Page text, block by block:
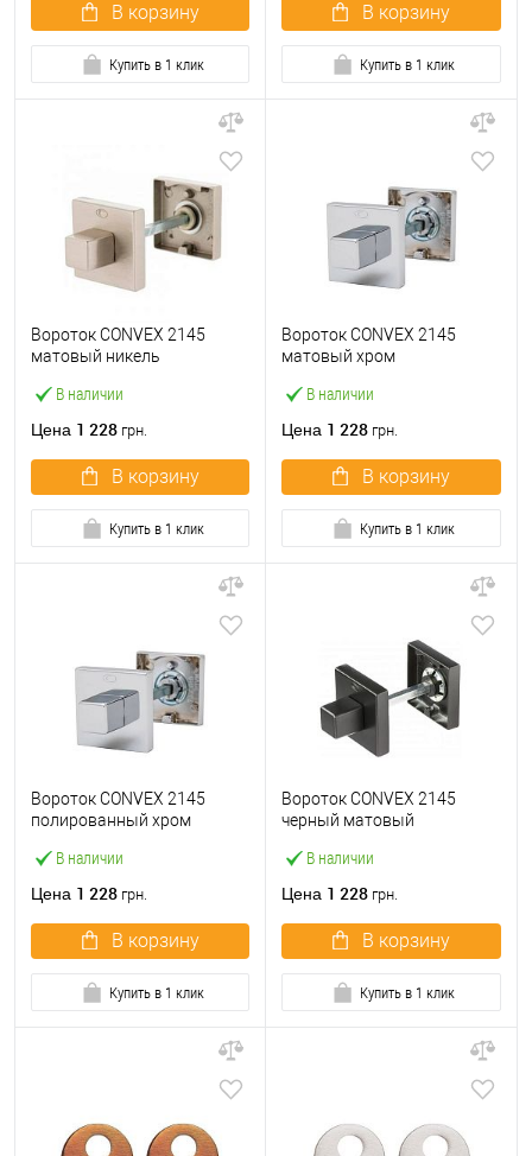
В корзину
Купить в 1 клик
В корзину
Купить в 1 клик
В наличии
Вороток CONVEX 2145
матовый никель
Цена 1 228 грн.
В корзину
Купить в 1 клик
В наличии
Вороток CONVEX 2145
матовый хром
Цена 1 228 грн.
В корзину
Купить в 1 клик
В наличии
Вороток CONVEX 2145
полированный хром
Цена 1 228 грн.
В корзину
Купить в 1 клик
В наличии
Вороток CONVEX 2145
черный матовый
Цена 1 228 грн.
В корзину
Купить в 1 клик